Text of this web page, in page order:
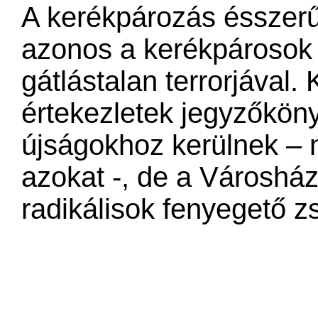
A kerékpározás
azonos a
gátlástalan terrorjával.
értekezletek
újságokhoz kerülnek –
azokat -, de a
radikálisok fenyegető